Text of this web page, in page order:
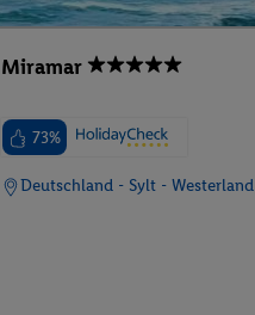
Miramar
73%
Deutschland - Sylt - Westerland